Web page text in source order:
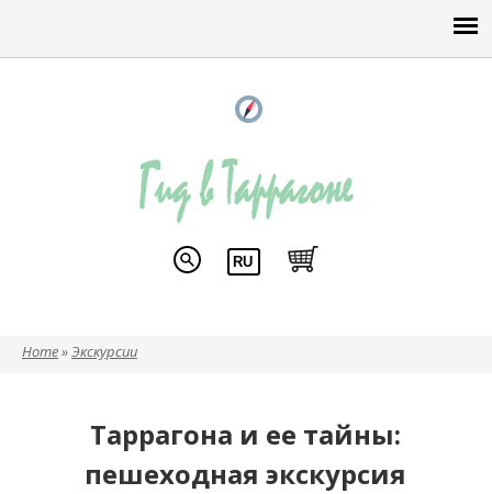
Home»Экскурсии
Таррагона и ее тайны:
пешеходная экскурсия